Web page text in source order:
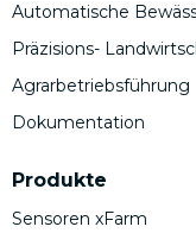
Automatische
Präzisions-
Agrarbetriebsführung
Dokumentation
Produkte
Sensoren xFarm